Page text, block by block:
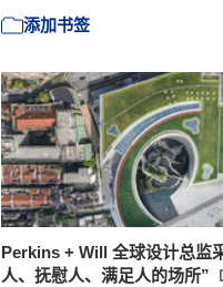
添加书签
Perkins + Will 全球设计总监
人、抚慰人、满足人的场所”